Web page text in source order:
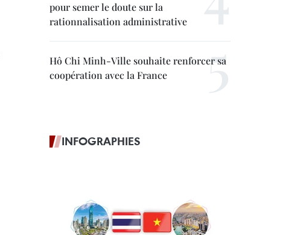
pour semer le doute sur la
rationnalisation administrative
Hô Chi Minh-Ville souhaite renforcer sa
coopération avec la France
INFOGRAPHIES